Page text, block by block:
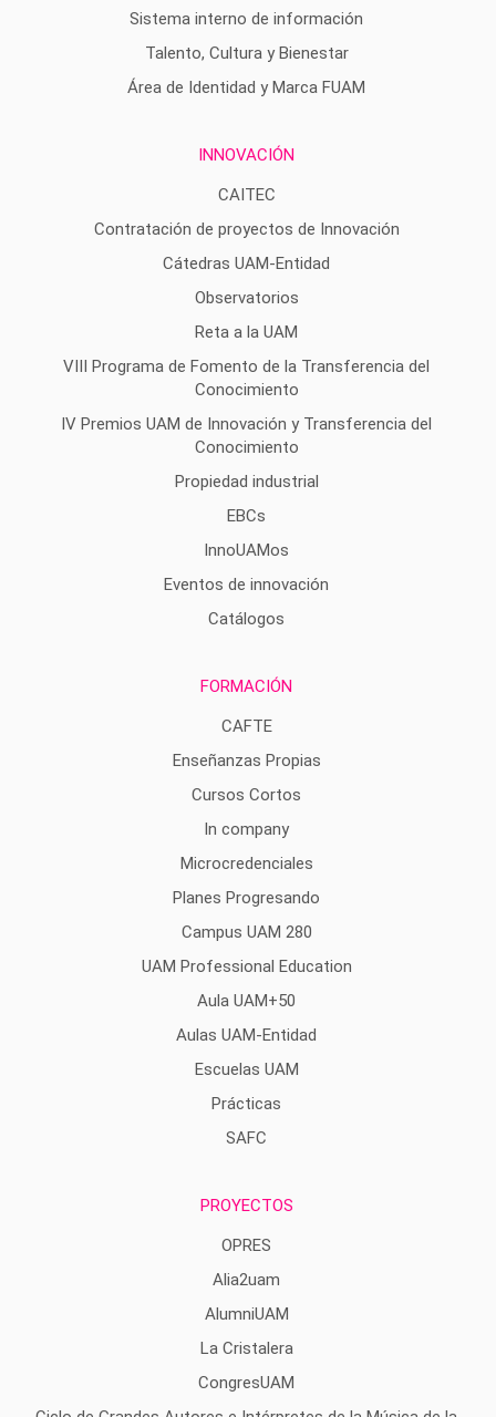
Sistema interno de información
Talento, Cultura y Bienestar
Área de Identidad y Marca FUAM
INNOVACIÓN
CAITEC
Contratación de proyectos de Innovación
Cátedras UAM-Entidad
Observatorios
Reta a la UAM
VIII Programa de Fomento de la Transferencia del
Conocimiento
IV Premios UAM de Innovación y Transferencia del
Conocimiento
Propiedad industrial
EBCs
InnoUAMos
Eventos de innovación
Catálogos
FORMACIÓN
CAFTE
Enseñanzas Propias
Cursos Cortos
In company
Microcredenciales
Planes Progresando
Campus UAM 280
UAM Professional Education
Aula UAM+50
Aulas UAM-Entidad
Escuelas UAM
Prácticas
SAFC
PROYECTOS
OPRES
Alia2uam
AlumniUAM
La Cristalera
CongresUAM